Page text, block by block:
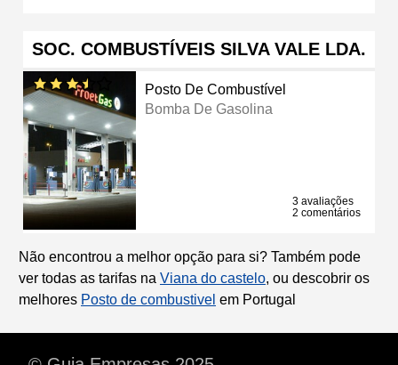
SOC. COMBUSTÍVEIS SILVA VALE LDA.
Posto De Combustível
Bomba De Gasolina
3 avaliações
2 comentários
Não encontrou a melhor opção para si? Também pode
ver todas as tarifas na Viana do castelo, ou descobrir os
melhores Posto de combustivel em Portugal